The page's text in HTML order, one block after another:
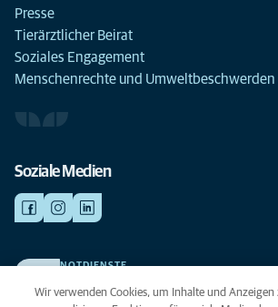
Presse
Tierärztlicher Beirat
Soziales Engagement
Menschenrechte und Umweltbeschwerden
Soziale Medien
NOTDIENSTE
beste Versorgung verdient.
Wir verwenden Cookies, um Inhalte und Anzeigen